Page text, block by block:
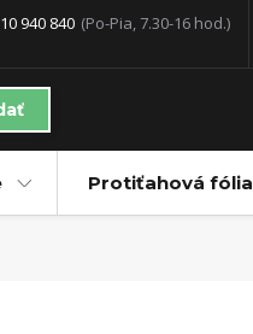
940 840 (Po-Pia, 7.30-16 hod.)
Protiťahová fólia